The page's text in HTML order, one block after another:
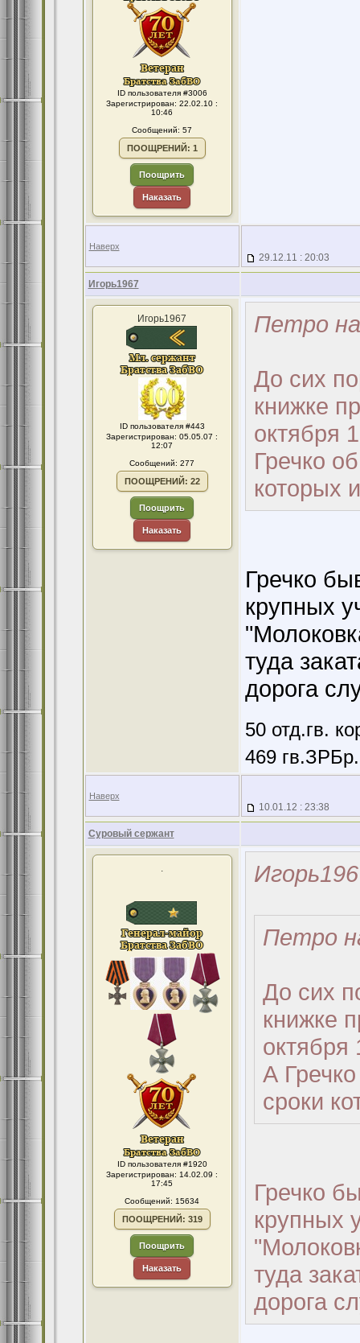
ID пользователя #3006
Зарегистрирован: 22.02.10 :
10:46
Сообщений: 57
ПООЩРЕНИЙ: 1
Поощрить
Наказать
Наверх
29.12.11 : 20:03
Игорь1967
Игорь1967
ID пользователя #443
Зарегистрирован: 05.05.07 :
12:07
Сообщений: 277
ПООЩРЕНИЙ: 22
Поощрить
Наказать
Петро
До сих
книжке
октября
Гречко
которых
Гречко
крупных
туда
дорога
50 отд.гв.
469 гв.ЗРБр.
Наверх
10.01.12 : 23:38
Суровый сержант
.
ID пользователя #1920
Зарегистрирован: 14.02.09 :
17:45
Сообщений: 15634
ПООЩРЕНИЙ: 319
Поощрить
Наказать
Петро
До сих
книжке
А
сроки
Гречко
крупных
туда
дорога